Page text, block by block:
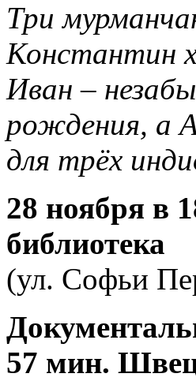
Три
Константин
Иван –
рождения, а
для трёх
28 ноября в
библиотека
(ул. Софьи
57 мин.